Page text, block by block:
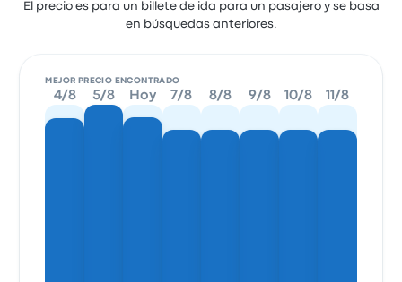
El precio es para un billete de ida para un pasajero y se basa
en búsquedas anteriores.
MEJOR PRECIO ENCONTRADO
4/8 5/8 Hoy 7/8 8/8 9/8 10/8 11/8